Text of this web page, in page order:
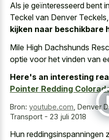
Als je geïnteresseerd bent
Teckel van Denver
kijken naar beschikbare
Mile High Dachshunds
optie voor het vinden van
Here's an interesting
Pointer Redding
Bron: youtube.com, Denver
Transport - 23 juli 2018
Hun reddingsinspanningen